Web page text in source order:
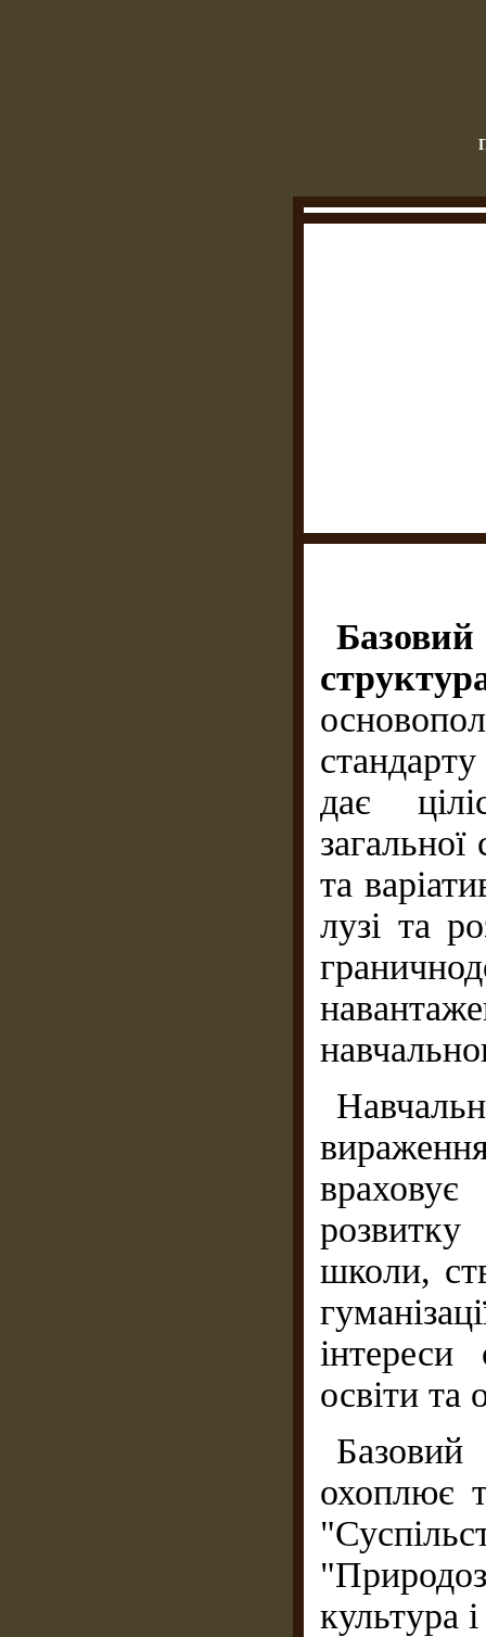
дає
загальної
та
лузі та
школи,
освіти та
охоплює
культура